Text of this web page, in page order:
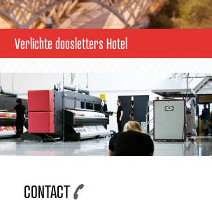
Verlichte doosletters Hotel
CONTACT